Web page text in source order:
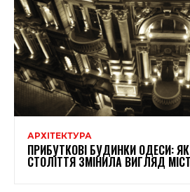
АРХІТЕКТУРА
ПРИБУТКОВІ БУДИНКИ ОДЕСИ: ЯК
СТОЛІТТЯ ЗМІНИЛА ВИГЛЯД